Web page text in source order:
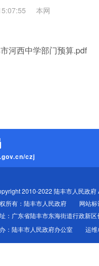
本网
河西中学部门预算.pdf
czj
2010-2022 陆丰市人民政
所有：陆丰市人民政府
网站
：广东省陆丰市东海街道行政新
：陆丰市人民政府办公室
运维